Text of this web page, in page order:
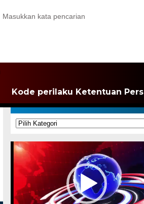
Kode perilaku Ketentuan Pers
KATEGORI
Kategori
Pemutar
Video